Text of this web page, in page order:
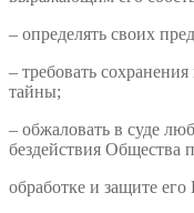
– определять своих
– требовать
тайны;
– обжаловать в суде
бездействия Общества
обработке и защите